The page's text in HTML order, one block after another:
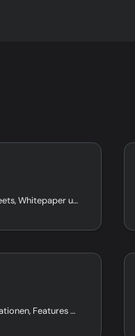
Wichtige Referenzen zu Factsheets, Whitepaper und unserer API-Dokumentation
Ausführliche technische Informationen, Features und eine Preisübersicht